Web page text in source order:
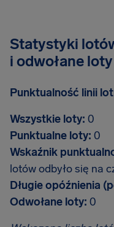
Statystyki
i odwołane
Punktualność linii
Wszystkie loty: 0
Punktualne loty: 0
Wskaźnik
lotów odbyło się na
Długie opóźnienia
Odwołane loty: 0